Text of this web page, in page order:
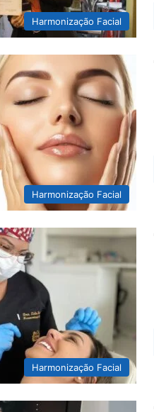
Harmonização Facial
Harmonização Facial
Harmonização Facial